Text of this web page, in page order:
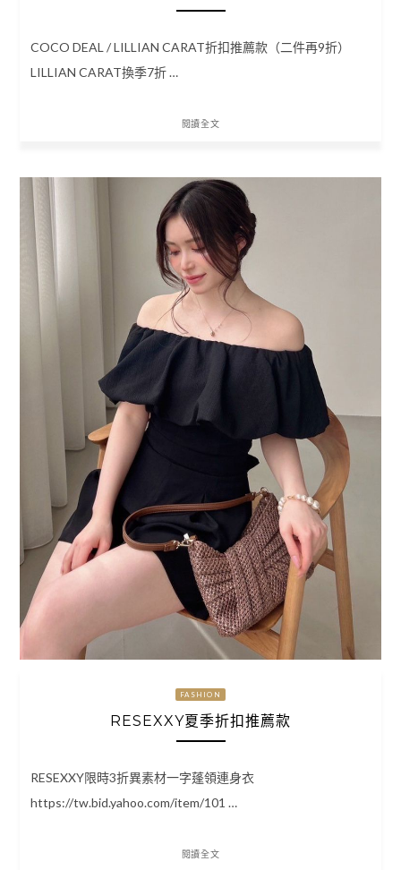
COCO DEAL / LILLIAN CARAT折扣推薦款（二件再9折）
LILLIAN CARAT換季7折 …
閱讀全文
FASHION
RESEXXY夏季折扣推薦款
RESEXXY限時3折異素材一字蓬領連身衣
https://tw.bid.yahoo.com/item/101 …
閱讀全文